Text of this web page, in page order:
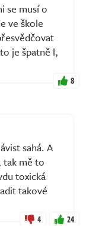
se musí o
ve škole
je špatně l,
8
sahá. A
tak mě to
toxická
takové
4 24